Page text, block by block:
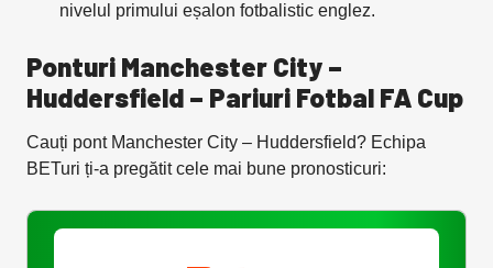
nivelul primului eșalon fotbalistic englez.
Ponturi Manchester City –
Huddersfield – Pariuri Fotbal FA Cup
Cauți pont Manchester City – Huddersfield? Echipa
BETuri ți-a pregătit cele mai bune pronosticuri: